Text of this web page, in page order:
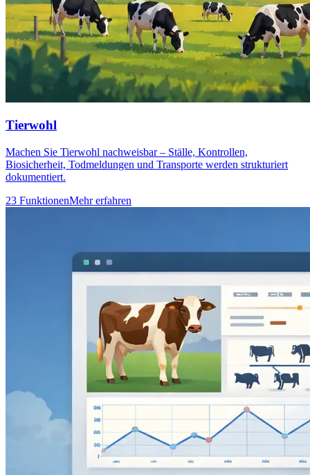
Tierwohl
Machen Sie Tierwohl nachweisbar – Ställe, Kontrollen,
Biosicherheit, Todmeldungen und Transporte werden strukturiert
dokumentiert.
23 FunktionenMehr erfahren